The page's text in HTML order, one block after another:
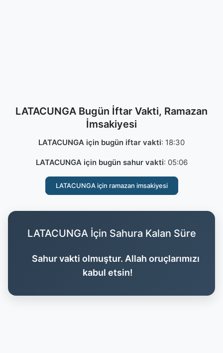
LATACUNGA Bugün İftar Vakti, Ramazan
İmsakiyesi
LATACUNGA için bugün iftar vakti: 18:30
LATACUNGA için bugün sahur vakti: 05:06
LATACUNGA için ramazan imsakiyesi
LATACUNGA İçin Sahura Kalan Süre
Sahur vakti olmuştur. Allah oruçlarımızı
kabul etsin!